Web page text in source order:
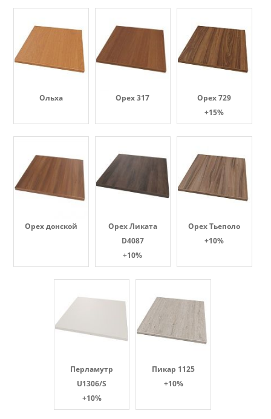
Ольха Орех 317
Орех 729
+15%
Орех донской
Орех Ликата
D4087
+10%
Орех Тьеполо
+10%
Перламутр
U1306/S
+10%
Пикар 1125
+10%